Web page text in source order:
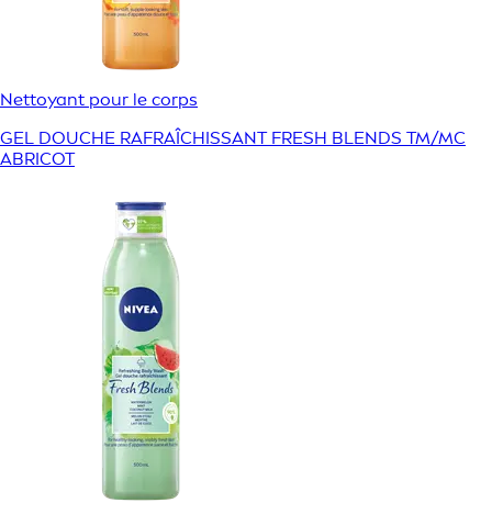
Nettoyant pour le corps
GEL DOUCHE RAFRAÎCHISSANT FRESH BLENDS TM/MC
ABRICOT